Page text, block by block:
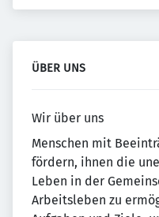
ÜBER UNS
Wir über uns
Menschen mit
fördern, ihnen die
Leben in der
Arbeitsleben zu